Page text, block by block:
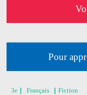
Pour
3e Français
Fiction